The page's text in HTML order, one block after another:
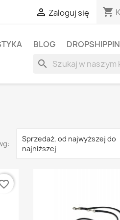
 Zaloguj się shopping_cart
BLOG
search
Sprzedaż, od najwyższej do
najniższej